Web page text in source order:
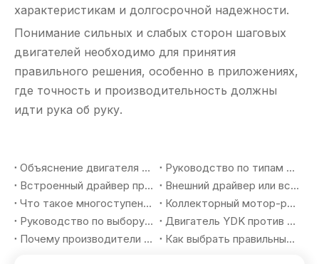
характеристикам и долгосрочной надежности.
Понимание сильных и слабых сторон шаговых
двигателей необходимо для принятия
правильного решения, особенно в приложениях,
где точность и производительность должны
идти рука об руку.
Объяснение двигателя YSK: полное руководство по двухвальным фанкойлам переменного тока для систем отопления, вентиляции и кондиционирования воздуха
Руководство по типам коробок передач для мотор-редукторов: планетарные, червячные, цилиндрические и как OEM-покупатели выбирают правильное решение
Встроенный драйвер против внешнего драйвера BLDC-двигателя: плюсы, минусы и руководство по в�бору для OEM-покупателей
Внешний драйвер или встроенный драйвер BLDC-двигатель: как OEM-покупатели выбирают правильное решение для бесщеточного двигателя
Что такое многоступенчатый планетарный мотор-редуктор? Практическое руководство для OEM-покупателей
Коллекторный мотор-редуктор постоянного тока или бесщеточный мотор-редуктор постоянного тока: как OEM-покупатели выбирают правильное решение для движения
Руководство по выбору бесщеточного мотор-редуктора для OEM-проектов автоматизации: как согласовать крутящий момент, скорость, передаточное число и требования применения
Двигатель YDK против двигателя YSK для кондиционеров: ключевые различия для OEM-покупателей
Почему производители кондиционеров должны адаптировать вентиляторные двигатели YDK и YSK для рынков с жарким климатом в 2026 году
Как выбрать правильный вентиляторный двигатель HVAC для OEM-приложений в 2026 году